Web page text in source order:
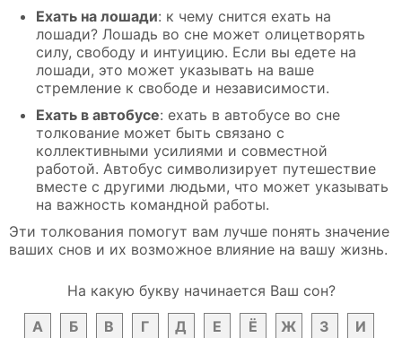
Ехать на лошади: к чему снится ехать на
лошади? Лошадь во сне может олицетворять
силу, свободу и интуицию. Если вы едете на
лошади, это может указывать на ваше
стремление к свободе и независимости.
Ехать в автобусе: ехать в автобусе во сне
толкование может быть связано с
коллективными усилиями и совместной
работой. Автобус символизирует путешествие
вместе с другими людьми, что может указывать
на важность командной работы.
Эти толкования помогут вам лучше понять значение
ваших снов и их возможное влияние на вашу жизнь.
На какую букву начинается Ваш сон?
А
Б В Г Д Е Ё Ж З И